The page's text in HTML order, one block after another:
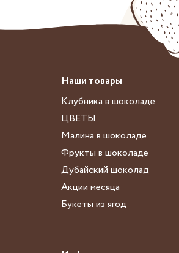
Наши товары
Клубника в шоколаде
ЦВЕТЫ
Малина в шоколаде
Фрукты в шоколаде
Дубайский шоколад
Акции месяца
Букеты из ягод